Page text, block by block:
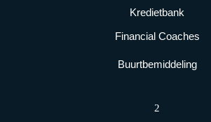
Kredietbank
Financial Coaches
Buurtbemiddeling
2